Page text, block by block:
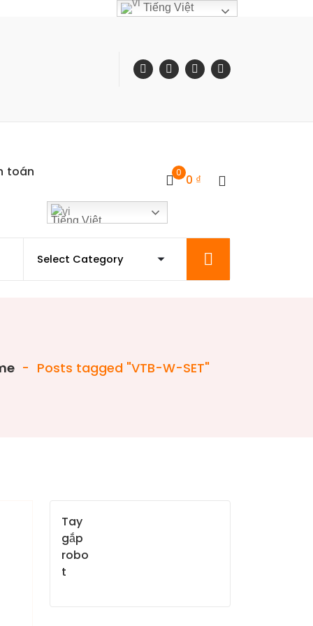
toán
Tiếng Việt
0 0 ₫
- Posts tagged "VTB-W-SET"
Tay
gắp
robo
t
Tiếng Việt